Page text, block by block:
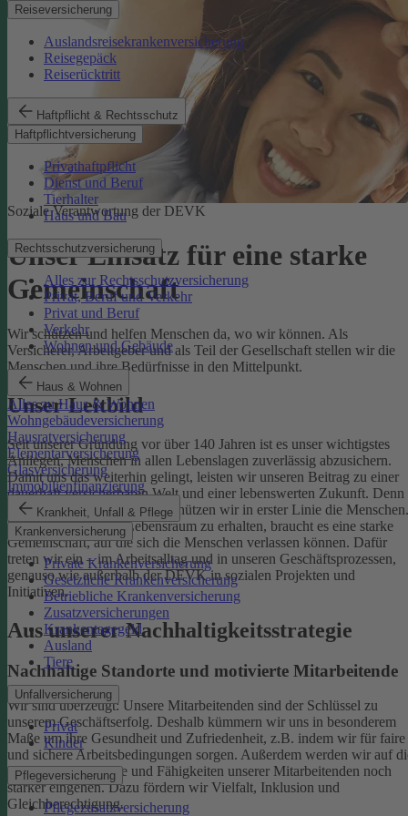
Reiseversicherung
Auslandsreisekrankenversicherung
Reisegepäck
Reiserücktritt
Haftpflicht & Rechtsschutz
Haftpflichtversicherung
Privathaftpflicht
Dienst und Beruf
Tierhalter
Haus und Bau
Rechtsschutzversicherung
Alles zur Rechtsschutzversicherung
Privat, Beruf und Verkehr
Privat und Beruf
Verkehr
Wohnen und Gebäude
Haus & Wohnen
Alles zu Haus & Wohnen
Wohngebäudeversicherung
Hausratversicherung
Elementarversicherung
Glasversicherung
Immobilienfinanzierung
Krankheit, Unfall & Pflege
Krankenversicherung
Private Krankenversicherung
Gesetzliche Krankenversicherung
Betriebliche Krankenversicherung
Zusatzversicherungen
Krankentagegeld
Ausland
Tiere
Unfallversicherung
Privat
Kinder
Pflegeversicherung
Pflegezusatzversicherung
Soziale Verantwortung der DEVK
Unser Einsatz für eine starke
Gemeinschaft
Wir schützen und helfen Menschen da, wo wir können. Als
Versicherer, Arbeitgeber und als Teil der Gesellschaft stellen wir die
Menschen und ihre Bedürfnisse in den Mittelpunkt.
Unser Leitbild
Seit unserer Gründung vor über 140 Jahren ist es unser wichtigstes
Anliegen, Menschen in allen Lebenslagen zuverlässig abzusichern.
Damit uns das weiterhin gelingt, leisten wir unseren Beitrag zu einer
dauerhaft versicherbaren Welt und einer lebenswerten Zukunft. Denn
schützen wir das Klima, so schützen wir in erster Linie die Menschen.
Um einen gesunden Lebensraum zu erhalten, braucht es eine starke
Gemeinschaft, auf die sich die Menschen verlassen können. Dafür
treten wir ein – im Arbeitsalltag und in unseren Geschäftsprozessen,
genauso wie außerhalb der DEVK in sozialen Projekten und
Initiativen.
Aus unserer Nachhaltigkeitsstrategie
Nachhaltige Standorte und motivierte Mitarbeitende
Wir sind überzeugt: Unsere Mitarbeitenden sind der Schlüssel zu
unserem Geschäftserfolg. Deshalb kümmern wir uns in besonderem
Maße um ihre Gesundheit und Zufriedenheit, z.B. indem wir für faire
und sichere Arbeitsbedingungen sorgen. Außerdem werden wir auf
individuellen Talente und Fähigkeiten unserer Mitarbeitenden noch
stärker eingehen. Dazu fördern wir Vielfalt, Inklusion und
Gleichberechtigung.